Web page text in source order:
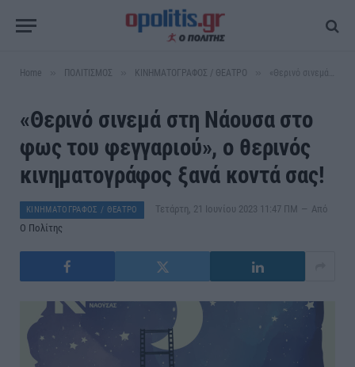
Home ΠΟΛΙΤΙΣΜΟΣ ΚΙΝΗΜΑΤΟΓΡΑΦΟΣ / ΘΕΑΤΡΟ «Θερινό σινεμά στη Νάουσα στο φως του φεγγαριού», ο θερινός κινηματογράφος ξανά κοντά σας!
«Θερινό σινεμά στη Νάουσα στο
φως του φεγγαριού», ο θερινός
κινηματογράφος ξανά κοντά σας!
ΚΙΝΗΜΑΤΟΓΡΑΦΟΣ / ΘΕΑΤΡΟ Τετάρτη, 21 Ιουνίου 2023 11:47 ΠΜ
Από
Ο Πολίτης